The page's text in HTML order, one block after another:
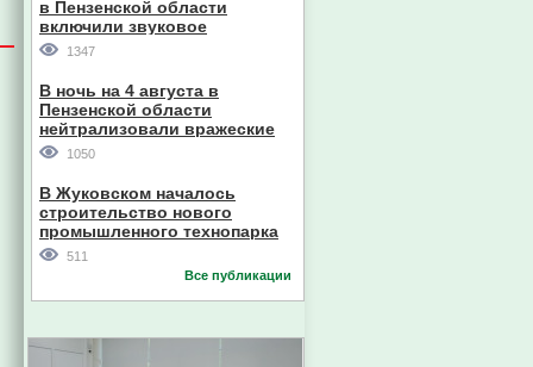
в Пензенской области
включили звуковое
оповещение
1347
В ночь на 4 августа в
Пензенской области
нейтрализовали вражеские
дроны
1050
В Жуковском началось
строительство нового
промышленного технопарка
511
Все публикации